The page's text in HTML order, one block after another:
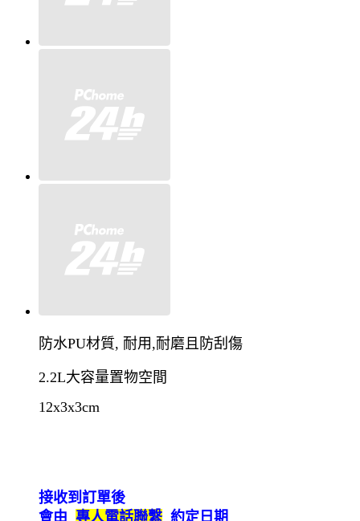
防水PU材質, 耐用,耐磨且防刮傷
2.2L大容量置物空間
12x3x3cm
接收到訂單後
會由_ 專人電話聯繫_約定日期